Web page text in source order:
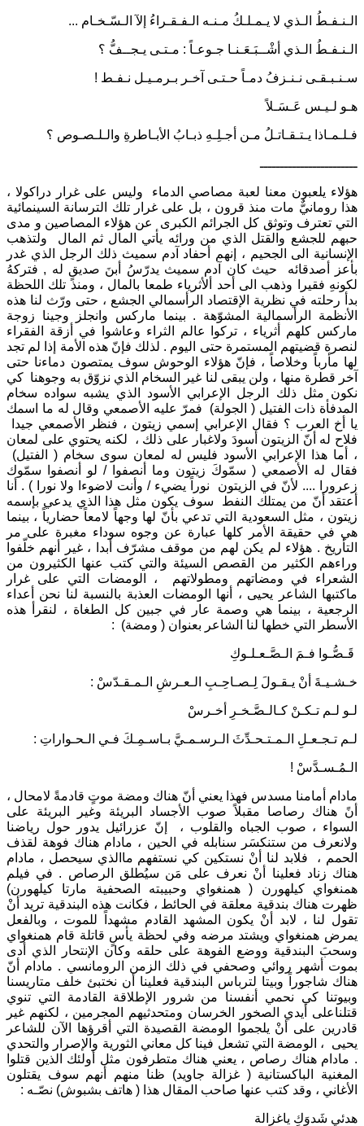
الـنـفـطُ الـذي لا يـمـلـكُ مـنـه الـفـقـراءُ إلآ الـسّـخـام ...
الـنـفـطُ الـذي أشْــبَـعَـنـا جـوعـاً : مـتـى يـجــفُّ ؟
سـنـبـقـى نـنـزفُ دمـاً حـتـى آخـر بـرمـيـل نـفـط !
هـو لـيـس عَـسَـلاً
فـلـمـاذا يـتـقـاتـلُ مـن أجـلِـهِ ذبـابُ الأبـاطرةِ والـلـصـوص ؟
ــــــــــــــــــــــــ
هؤلاء يلعبون معنا لعبة مصاصي الدماء وليس على غرار دراكولا ،
هذا رومانيٌّ مات منذ قرون ، بل على غرار تلك الترسانة السينمائية
التي تعترف وتوثق كل الجرائم الكبرى عن هؤلاء المصاصين و مدى
حبهم للجشع والقتل الذي من ورائه يأتي المال ثم المال ولتذهب
الإنسانية الى الجحيم ، إنهم أحفاد آدم سميث ذلك الرجل الذي غدر
بأعز أصدقائه حيث كان آدم سميث يدرّسُ أبنَ صديقٍ له , فتركهُ
لكونهِ فقيرا وذهب الى أحد ألأثرياء طمعا بالمال ، ومنذ تلك اللحظة
بدأ رحلته في نظرية الإقتصاد الرأسمالي الجشع ، حتى ورّث لنا هذه
الأنظمة الرأسمالية المشوّهة . بينما ماركس وانجلز وجينا زوجة
ماركس كلهم أثرياء ، تركوا عالم الثراء وعاشوا في أزقة الفقراء
لنصرة قضيتهم المستمرة حتى اليوم . لذلك فإنّ هذه الأمة إذا لم تجد
لها مأرباً وخلاصاً ، فإنّ هؤلاء الوحوش سوف يمتصون دماءنا حتى
آخر قطرة منها ، ولن يبقى لنا غير السخام الذي نزوّق به وجوهنا كي
نكون مثل ذلك الرجل الإعرابي الأسود الذي يشبه سواده سخام
المدفأة ذات الفتيل ( الجولة) فمرّ عليه الأصمعي وقال له ما اسمك
يا أخ العرب ؟ فقال الإعرابي إسمي زيتون ، فنظر الأصمعي جيدا
فلاح له أنّ الزيتون أسودَ ولاغبار على ذلك ، لكنه يحتوي على لمعان
، أما هذا الإعرابي الأسود فليس له لمعان سوى سخام ( الفتيل)
فقال له الأصمعي ( سمّوكَ زيتون وما أنصفوا / لو أنصفوا سمّوك
زعرورا .... لأنّ في الزيتون نوراً يضيء / وأنت لاضوءا ولا نورا ) . أنا
أعتقد أنّ من يمتلك النفط سوف يكون مثل هذا الذي يدعي بإسمه
زيتون ، مثل السعودية التي تدعي بأنّ لها وجهاً لامعاً حضارياً ، بينما
هي في حقيقة الأمر كلها عبارة عن وجوه سوداء مغبرة على مر
التأريخ . هؤلاء لم يكن لهم من موقف مشرّف أبدا ، غير أنهم خلّفوا
وراءهم الكثير من القصص السيئة والتي كتب عنها الكثيرون من
الشعراء في ومضاتهم ومطولاتهم ، الومضات التي على غرار
ماكتبها الشاعر يحيى ، أنها الومضات العذبة بالنسبة لنا نحن أعداء
الرجعية ، بينما هي وصمة عار في جبين كل الطغاة ، لنقرأ هذه
الأسطر التي خطها لنا الشاعر بعنوان ( ومضة) :
قَـصُّـوا فـمَ الـصَّـعـلـوكِ
خـشـيـةَ أنْ يـقـولَ لِـصـاحِـبِ الـعـرشِ الـمـقـدّسْ :
لـو لـم تـكـنْ كـالـصَّـخـرِ أخـرسْ
لـم تـجـعـلِ الـمـتـحـدِّثَ الـرسـمـيَّ بـاسـمِـكَ فـي الـحـواراتِ :
الـمُـسـدَّسْ !
مادام أمامنا مسدس فهذا يعني أنّ هناك ومضة موتٍ قادمةً لامحال ،
أنً هناك رصاصا مقبلاً صوب الأجساد البريئة وغير البريئة على
السواء ، صوب الجباه والقلوب ، إنّ عزرائيل يدور حول رياضنا
ولانعرف من ستنكسَر سنابله في الحين ، مادام هناك فوهة لقذف
الحمم ، فلابد لنا أنْ نستكين كي نستفهم ماالذي سيحصل ، مادام
هناك زناد فعلينا أنْ نعرف على مَن سيُطلق الرصاص . في فيلم
همنغواي كيلهورن ( همنغواي وحبيبته الصحفية مارتا كيلهورن)
ظهرت هناك بندقية معلقة في الحائط ، فكانت هذه البندقية تريد أنْ
تقول لنا ، لابد أنْ يكون المشهد القادم مشهداً للموت ، وبالفعل
يمرض همنغواي ويشتد مرضه وفي لحظة يأسٍ قاتلة قام همنغواي
وسحبَ البندقية ووضع الفوهة على حلقه وكان الإنتحار الذي أدى
بموت أشهر روائي وصحفي في ذلك الزمن الرومانسي . مادام أنّ
هناك شاجوراً وبيتا لترباس البندقية فعلينا أن نختبئ خلف متاريسنا
وبيوتنا كي نحمي أنفسنا من شرور الإطلاقة القادمة التي تنوي
قتلناعلى أيدي الصخور الخرسان ومتحدثيهم المجرمين ، لكنهم غير
قادرين على أنْ يلجموا الومضة القصيدة التي أقرؤها الآن للشاعر
يحيى ، الومضة التي تشعل فينا كل معاني الثورية والإصرار والتحدي
. مادام هناك رصاص ، يعني هناك متطرفون مثل أولئك الذين قتلوا
المغنية الباكستانية ( غزالة جاويد) ظنا منهم أنهم سوف يقتلون
الأغاني ، وقد كتب عنها صاحب المقال هذا ( هاتف بشبوش) نصّـه :
هدئي شَدوَكِ ياغزالة